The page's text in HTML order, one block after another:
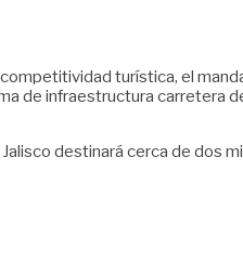
turística, el
de infraestructura carretera
destinará cerca de